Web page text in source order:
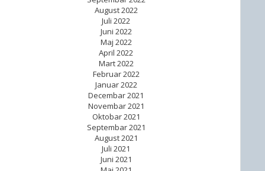
August 2022
Juli 2022
Juni 2022
Maj 2022
April 2022
Mart 2022
Februar 2022
Januar 2022
Decembar 2021
Novembar 2021
Oktobar 2021
Septembar 2021
August 2021
Juli 2021
Juni 2021